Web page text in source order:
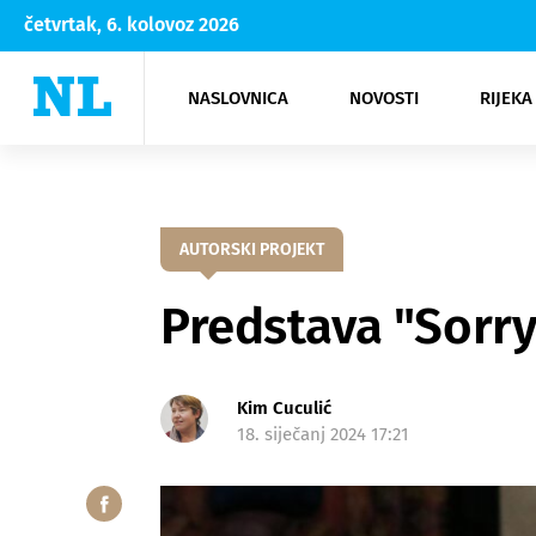
četvrtak, 6. kolovoz 2026
NASLOVNICA NOVOSTI
Rijeka Opatija
NK
Moda
Kultura
AUTORSKI PROJEKT
Predstava
Kim Cuculić
18. siječanj 2024 17:21